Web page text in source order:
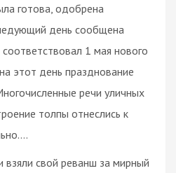
готова, одобрена
день сообщена
1 мая нового
этот день празднование
речи уличных
толпы отнеслись к
свой реванш за мирный